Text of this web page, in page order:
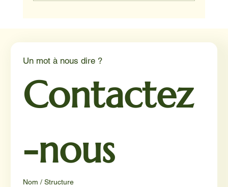
Un mot à nous dire ?
Contactez
-nous
Nom / Structure